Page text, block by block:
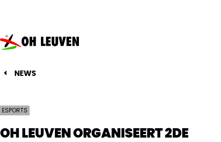
Oud-
Heverlee
Leuven
NEWS
ESPORTS
OH LEUVEN ORGANISEERT 2DE